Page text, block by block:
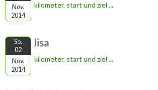
Nov.
2014
kilometer, start und ziel ...
So.
02
Nov.
2014
lisa
kilometer, start und ziel ...